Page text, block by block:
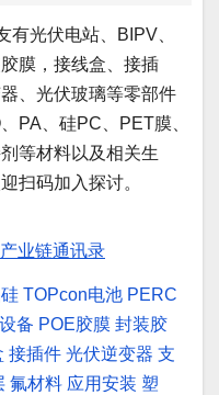
有光伏电站、BIPV、
膜，接线盒、接插
、光伏玻璃等零部件
PA、硅PC、PET膜、
等材料以及相关生
扫码加入探讨。
业链通讯录
TOPcon电池 PERC
备 POE胶膜 封装胶
接插件 光伏逆变器 支
氟材料 应用安装 塑